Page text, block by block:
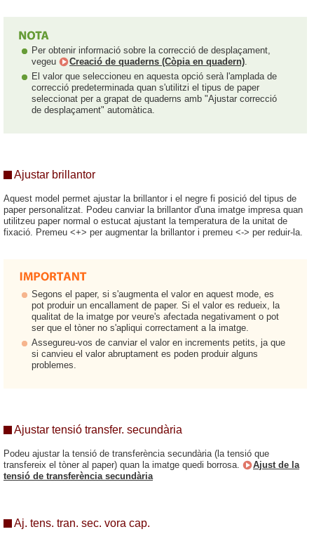
Per obtenir informació sobre la correcció de desplaçament,
vegeu
Creació de quaderns (Còpia en quadern).
El valor que seleccioneu en aquesta opció serà l'amplada de
correcció predeterminada quan s'utilitzi el tipus de paper
seleccionat per a grapat de quaderns amb "Ajustar correcció
de desplaçament" automàtica.
Ajustar brillantor
Aquest model permet ajustar la brillantor i el negre fi posició del tipus de
paper personalitzat. Podeu canviar la brillantor d'una imatge impresa quan
utilitzeu paper normal o estucat ajustant la temperatura de la unitat de
fixació. Premeu <+> per augmentar la brillantor i premeu <-> per reduir-la.
Segons el paper, si s'augmenta el valor en aquest mode, es
pot produir un encallament de paper. Si el valor es redueix, la
qualitat de la imatge por veure's afectada negativament o pot
ser que el tòner no s'apliqui correctament a la imatge.
Assegureu-vos de canviar el valor en increments petits, ja que
si canvieu el valor abruptament es poden produir alguns
problemes.
Ajustar tensió transfer. secundària
Podeu ajustar la tensió de transferència secundària (la tensió que
transfereix el tòner al paper) quan la imatge quedi borrosa.
Ajust de la
tensió de transferència secundària
Aj. tens. tran. sec. vora cap.